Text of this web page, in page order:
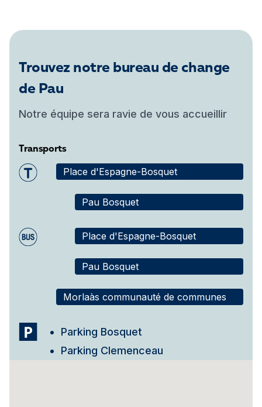
Trouvez notre bureau de change
de Pau
Notre équipe sera ravie de vous accueillir
Transports
Place d'Espagne-Bosquet
Pau Bosquet
Place d'Espagne-Bosquet
Pau Bosquet
Morlaàs communauté de communes
Parking Bosquet
Parking Clemenceau